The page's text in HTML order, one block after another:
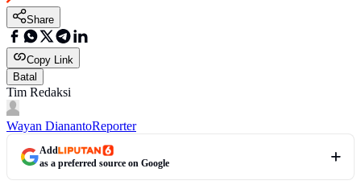
Share
Copy Link
Batal
Tim Redaksi
Wayan DianantoReporter
Add
as a preferred source on Google